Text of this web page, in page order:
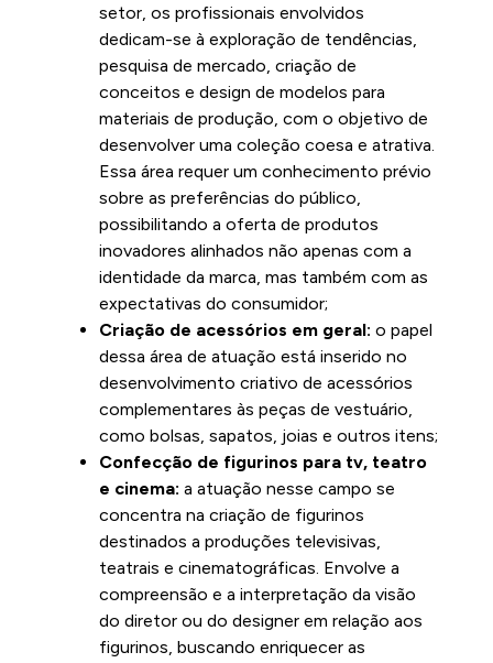
setor, os profissionais envolvidos
dedicam-se à exploração de tendências,
pesquisa de mercado, criação de
conceitos e design de modelos para
materiais de produção, com o objetivo de
desenvolver uma coleção coesa e atrativa.
Essa área requer um conhecimento prévio
sobre as preferências do público,
possibilitando a oferta de produtos
inovadores alinhados não apenas com a
identidade da marca, mas também com as
expectativas do consumidor;
Criação de acessórios em geral: o papel
dessa área de atuação está inserido no
desenvolvimento criativo de acessórios
complementares às peças de vestuário,
como bolsas, sapatos, joias e outros itens;
Confecção de figurinos para tv, teatro
e cinema: a atuação nesse campo se
concentra na criação de figurinos
destinados a produções televisivas,
teatrais e cinematográficas. Envolve a
compreensão e a interpretação da visão
do diretor ou do designer em relação aos
figurinos, buscando enriquecer as